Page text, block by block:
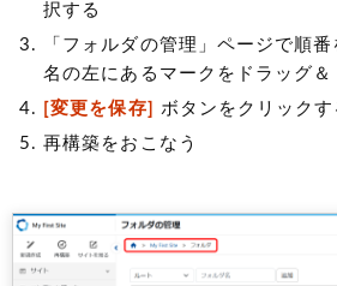
択する
「フォルダの管理」ページで順
名の左にあるマークをドラッグ＆
[変更を保存] ボタンをクリックす
再構築をおこなう